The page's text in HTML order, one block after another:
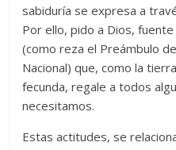
sabiduría se expresa a
Por ello, pido a Dios,
(como reza el Preámbulo
Nacional) que, como la
fecunda, regale a todos
necesitamos.
Estas actitudes, se